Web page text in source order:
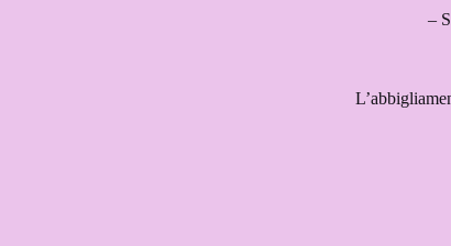
–